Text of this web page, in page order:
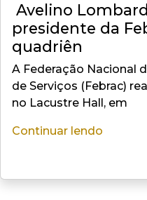
Avelino
presidente da
quadriên
A Federação Nacional
de Serviços (Febrac)
no Lacustre Hall, em
Continuar lendo